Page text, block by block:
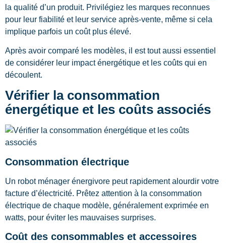
la qualité d’un produit. Privilégiez les marques reconnues
pour leur fiabilité et leur service après-vente, même si cela
implique parfois un coût plus élevé.
Après avoir comparé les modèles, il est tout aussi essentiel
de considérer leur impact énergétique et les coûts qui en
découlent.
Vérifier la consommation
énergétique et les coûts associés
Consommation électrique
Un robot ménager énergivore peut rapidement alourdir votre
facture d’électricité. Prêtez attention à la consommation
électrique de chaque modèle, généralement exprimée en
watts, pour éviter les mauvaises surprises.
Coût des consommables et accessoires